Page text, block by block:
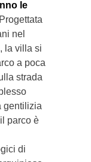
le
Progettata
nel
la villa si
a poca
strada
gentilizia
parco è
di